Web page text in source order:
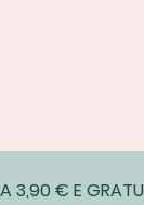
3,90 € E